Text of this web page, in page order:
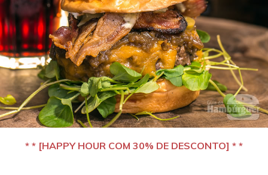
* * [HAPPY HOUR COM 30% DE DESCONTO] * *